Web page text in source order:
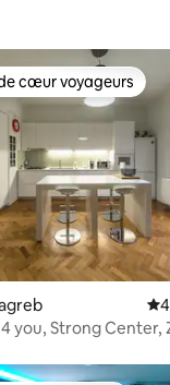
5, 130
cœur voyageurs parmi
cœur voyageurs
you, Strong Center,